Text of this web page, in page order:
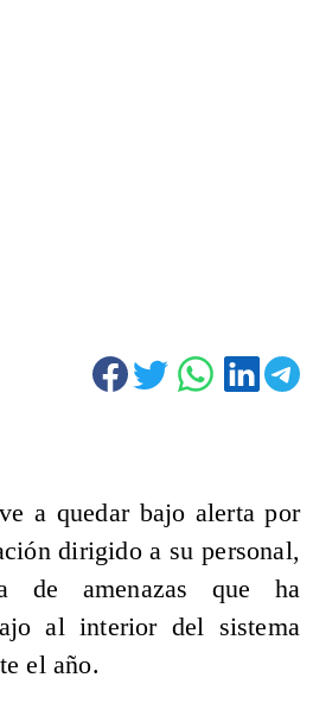
a quedar bajo alerta por
dirigido a su personal,
de amenazas que ha
al interior del sistema
el año.